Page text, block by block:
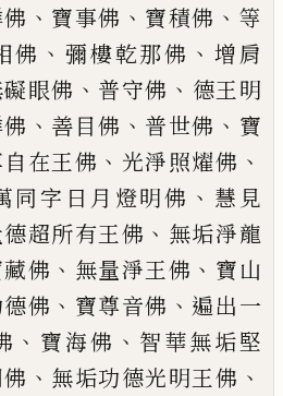
佛 、 寶事佛 、 寶積佛 、 等
佛 、 彌樓乾那佛 、 增肩
眼佛 、 普守佛 、 德王明
佛 、 善目佛 、 普世佛 、 寶
在王佛 、 光淨照燿佛 、
同字日月燈明佛 、 慧見
超所有王佛 、 無垢淨龍
佛 、 無量淨王佛 、 寶山
佛 、 寶尊音佛 、 遍出一
、 寶海佛 、 智華無垢堅
、 無垢功德光明王佛 、